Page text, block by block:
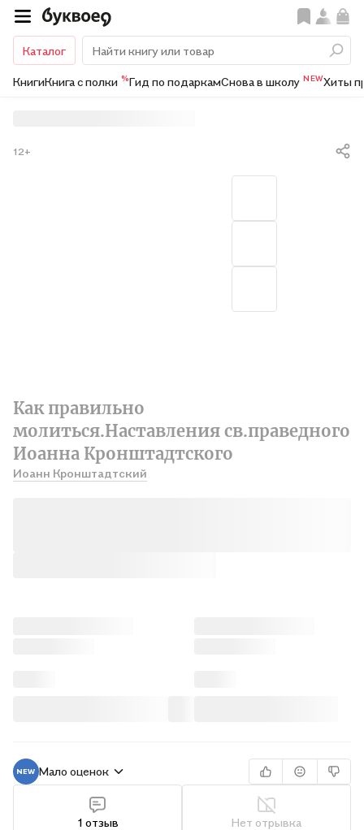
Каталог
КнигиКнига с полки %Гид по подаркамСнова в школу NEWХиты
Как правильно
молиться.Наставления св.праведного
Иоанна Кронштадтского
Иоанн Кронштадтский
12+
Мало оценок
1 отзыв Нет отрывка